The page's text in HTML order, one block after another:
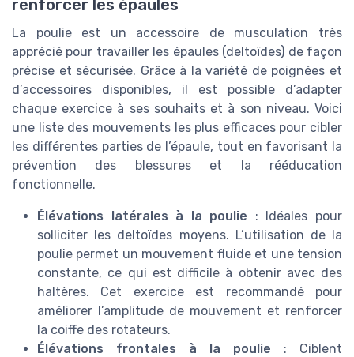
renforcer les épaules
La poulie est un accessoire de musculation très
apprécié pour travailler les épaules (deltoïdes) de façon
précise et sécurisée. Grâce à la variété de poignées et
d’accessoires disponibles, il est possible d’adapter
chaque exercice à ses souhaits et à son niveau. Voici
une liste des mouvements les plus efficaces pour cibler
les différentes parties de l’épaule, tout en favorisant la
prévention des blessures et la rééducation
fonctionnelle.
Élévations latérales à la poulie : Idéales pour
solliciter les deltoïdes moyens. L’utilisation de la
poulie permet un mouvement fluide et une tension
constante, ce qui est difficile à obtenir avec des
haltères. Cet exercice est recommandé pour
améliorer l’amplitude de mouvement et renforcer
la coiffe des rotateurs.
Élévations frontales à la poulie : Ciblent